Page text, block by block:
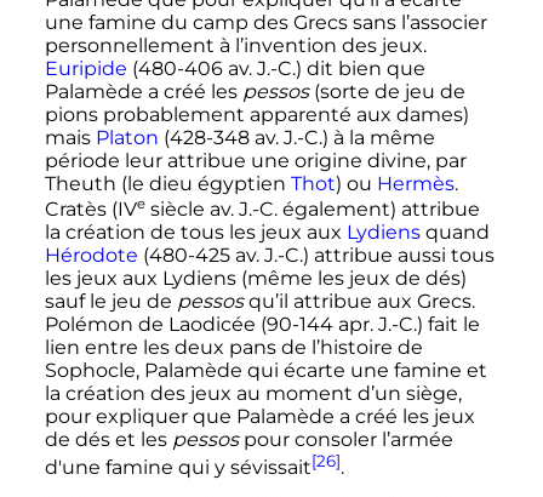
une famine du camp des Grecs sans l’associer
personnellement à l’invention des jeux.
Euripide (480-406 av. J.-C.) dit bien que
Palamède a créé les pessos(sorte de jeu de
pions probablement apparenté aux dames)
mais Platon (428-348 av. J.-C.) à la même
période leur attribue une origine divine, par
Theuth (le dieu égyptien Thot) ou Hermès.
Cratès (IVe siècle av. J.-C.également) attribue
la création de tous les jeux aux Lydiensquand
Hérodote (480-425 av. J.-C.) attribue aussi tous
les jeux aux Lydiens (même les jeux de dés)
sauf le jeu de pessosqu’il attribue aux Grecs.
Polémon de Laodicée (90-144 apr. J.-C.) fait le
lien entre les deux pans de l’histoire de
Sophocle, Palamède qui écarte une famine et
la création des jeux au moment d’un siège,
pour expliquer que Palamède a créé les jeux
de dés et les pessospour consoler l’armée
d'une famine qui y sévissait[26].